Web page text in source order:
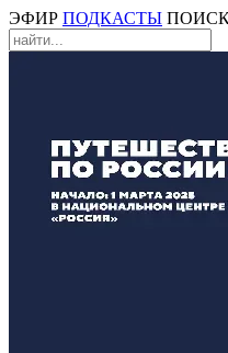
ЭФИР ПОДКАСТЫ